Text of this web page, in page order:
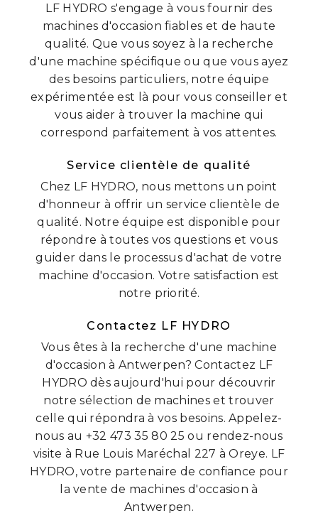
LF HYDRO s'engage à vous fournir des
machines d'occasion fiables et de haute
qualité. Que vous soyez à la recherche
d'une machine spécifique ou que vous ayez
des besoins particuliers, notre équipe
expérimentée est là pour vous conseiller et
vous aider à trouver la machine qui
correspond parfaitement à vos attentes.
Service clientèle de qualité
Chez LF HYDRO, nous mettons un point
d'honneur à offrir un service clientèle de
qualité. Notre équipe est disponible pour
répondre à toutes vos questions et vous
guider dans le processus d'achat de votre
machine d'occasion. Votre satisfaction est
notre priorité.
Contactez LF HYDRO
Vous êtes à la recherche d'une machine
d'occasion à Antwerpen? Contactez LF
HYDRO dès aujourd'hui pour découvrir
notre sélection de machines et trouver
celle qui répondra à vos besoins. Appelez-
nous au +32 473 35 80 25 ou rendez-nous
visite à Rue Louis Maréchal 227 à Oreye. LF
HYDRO, votre partenaire de confiance pour
la vente de machines d'occasion à
Antwerpen.